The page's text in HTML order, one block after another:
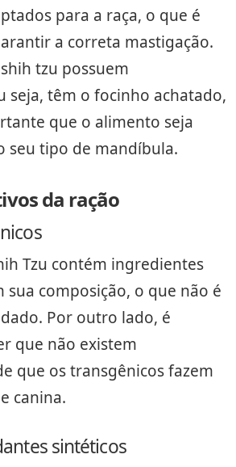
para a raça, o que é
a correta mastigação.
tzu possuem
seja, têm o focinho achatado,
que o alimento seja
seu tipo de mandíbula.
da ração
Tzu contém ingredientes
sua composição, o que não é
Por outro lado, é
que não existem
que os transgênicos fazem
canina.
sintéticos